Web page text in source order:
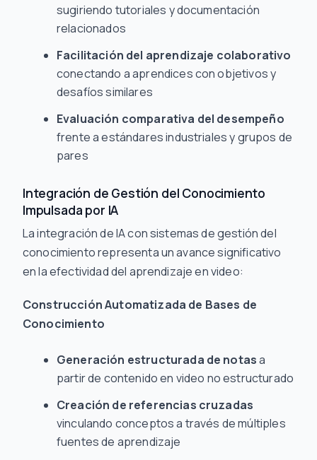
sugiriendo tutoriales y documentación
relacionados
Facilitación del aprendizaje colaborativo
conectando a aprendices con objetivos y
desafíos similares
Evaluación comparativa del desempeño
frente a estándares industriales y grupos de
pares
Integración de Gestión del Conocimiento
Impulsada por IA
La integración de IA con sistemas de gestión del
conocimiento representa un avance significativo
en la efectividad del aprendizaje en video:
Construcción Automatizada de Bases de
Conocimiento
Generación estructurada de notasa
partir de contenido en video no estructurado
Creación de referencias cruzadas
vinculando conceptos a través de múltiples
fuentes de aprendizaje